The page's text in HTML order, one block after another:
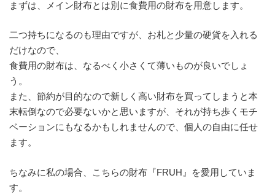
まずは、メイン財布とは別に食費用の財布を用意します。
二つ持ちになるのも理由ですが、お札と少量の硬貨を入れる
だけなので、
食費用の財布は、なるべく小さくて薄いものが良いでしょ
う。
また、節約が目的なので新しく高い財布を買ってしまうと本
末転倒なので必要ないかと思いますが、それが持ち歩くモチ
ベーションにもなるかもしれませんので、個人の自由に任せ
ます。
ちなみに私の場合、こちらの財布『FRUH』を愛用していま
す。